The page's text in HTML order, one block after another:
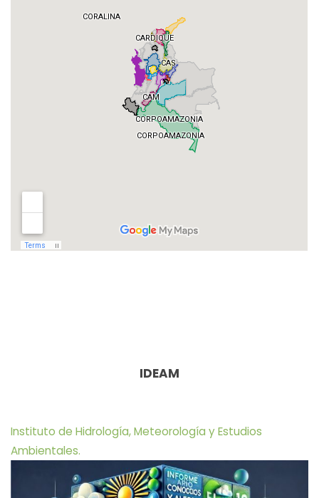
IDEAM
Instituto de Hidrología, Meteorología y Estudios
Ambientales.